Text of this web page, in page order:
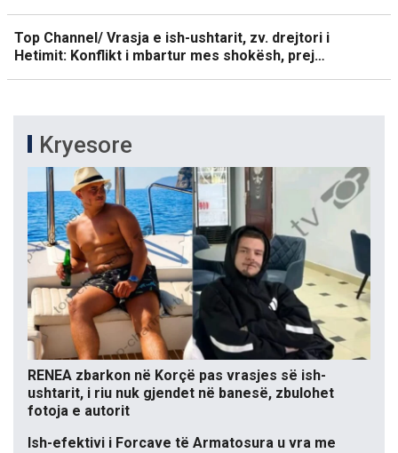
Top Channel/ Vrasja e ish-ushtarit, zv. drejtori i
Hetimit: Konflikt i mbartur mes shokësh, prej…
Kryesore
RENEA zbarkon në Korçë pas vrasjes së ish-
ushtarit, i riu nuk gjendet në banesë, zbulohet
fotoja e autorit
Ish-efektivi i Forcave të Armatosura u vra me